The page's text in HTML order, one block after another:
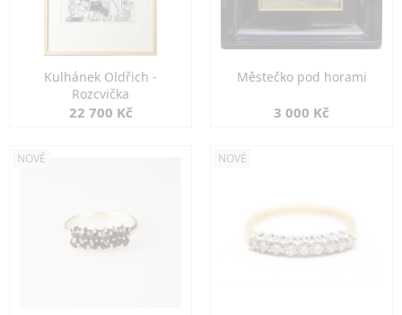
Kulhánek Oldřich -
Rozcvička
22 700 Kč
Městečko pod horami
3 000 Kč
NOVÉ NOVÉ